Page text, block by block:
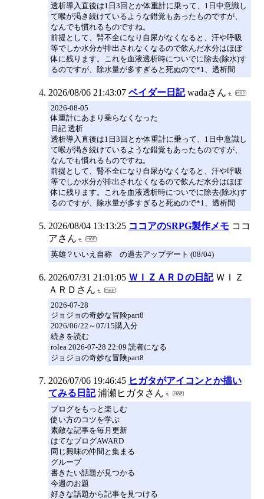
透析導入直後は1日3回とか体重計に乗って、1日中意識し
て喉が渇き続けているような錯覚もあったものですが、
なんでも慣れるものですね。
前提として、腎不全になり自尿がなくなると、汗や呼吸
等でしか水分が排出されなくなるので飲んだ水分はほぼ
体に残ります。これを血液透析時についでに除去(除水)す
るのですが、除水量が多すぎると死ぬので*1、透析間
2026/08/06 21:43:07 ベイダー日記 wadaさん
2026-08-05
体重計にあまり乗らなくなった
日記 透析
透析導入直後は1日3回とか体重計に乗って、1日中意識し
て喉が渇き続けているような錯覚もあったものですが、
なんでも慣れるものですね。
前提として、腎不全になり自尿がなくなると、汗や呼吸
等でしか水分が排出されなくなるので飲んだ水分はほぼ
体に残ります。これを血液透析時についでに除去(除水)す
るのですが、除水量が多すぎると死ぬので*1、透析間
2026/08/04 13:13:25 ココアのSRPG製作メモ ココ
アさん
英雄？いいえ自称 の過去アップデート (08/04)
2026/07/31 21:01:05 ＷＩＺＡＲＤの日記 ＷＩＺ
ＡＲＤさん
2026-07-28
ジョジョの奇妙な冒険part8
2026/06/22～07/15購入分
続きを読む
rolea 2026-07-28 22:09 読者になる
ジョジョの奇妙な冒険part8
2026/07/06 19:46:45 ヒガタがアイコンとか描い
てみる日記 浦瀬ヒガタさん
ブログをもっと楽しむ
使い方のコツを学ぶ
素敵な記事を毎月更新
はてなブログAWARD
同じ興味の仲間と集まる
グループ
書きたい話題が見つかる
今週のお題
好きな話題から記事を見つける